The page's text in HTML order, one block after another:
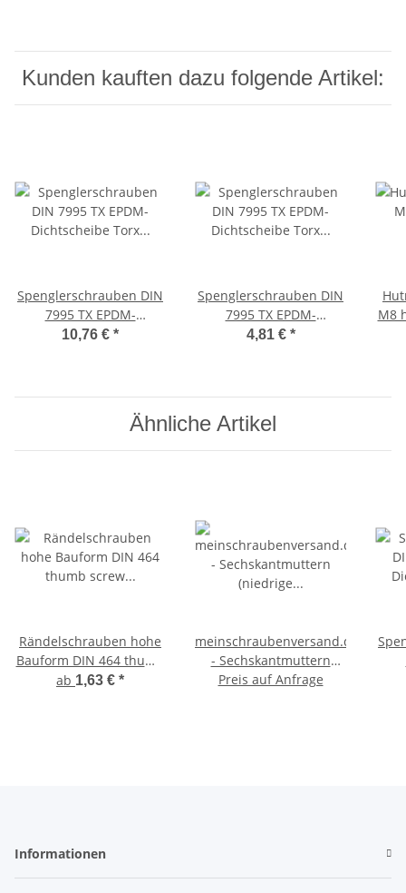
Kunden kauften dazu folgende Artikel:
Spenglerschrauben DIN
7995 TX EPDM-
Dichtscheibe Torx
4,5 x 55 mm - 15 mm 100
10,76 € *
Spenglerschrauben DIN
7995 TX EPDM-
Dichtscheibe Torx
4,81 € *
M8
Ähnliche Artikel
Rändelschrauben hohe
Bauform DIN 464 thumb
screw rostfreier
ab 1,63 € *
meinschraubenversand.de
- Sechskantmuttern
(niedrige Form, mit Fase)
Preis auf Anfrage
Informationen